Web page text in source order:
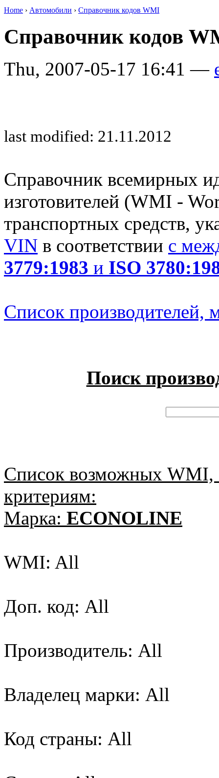
Home › Автомобили › Справочник кодов WMI
Справочник кодов
Thu, 2007-05-17 16:41 —
last modified: 21.11.2012
Справочник всемирных
изготовителей (WMI -
транспортных средств,
VIN в соответствии с
3779:1983 и ISO
Список производителей,
Поиск
Список возможных
критериям:
Марка: ECONOLINE
WMI: All
Доп. код: All
Производитель: All
Владелец марки: All
Код страны: All